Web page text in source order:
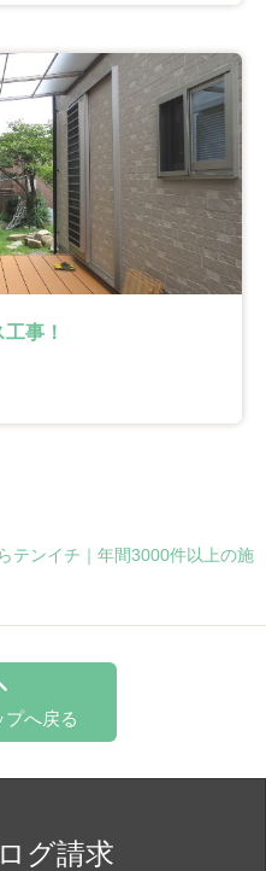
事！
テンイチ｜年間3000件以上の施
プへ戻る
グ請求